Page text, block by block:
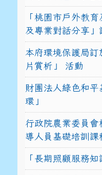
「桃園市戶外教
及專業對話分享」
本府環境保護局
片賞析」 活動
財團法人綠色和
環」
行政院農業委員
導人員基礎培訓課
「長期照顧服務知